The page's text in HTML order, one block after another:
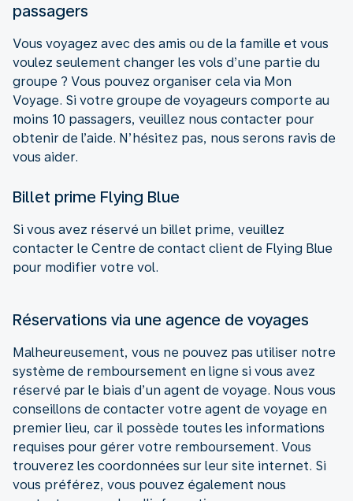
passagers
Vous voyagez avec des amis ou de la famille et vous
voulez seulement changer les vols d’une partie du
groupe ? Vous pouvez organiser cela via Mon
Voyage. Si votre groupe de voyageurs comporte au
moins 10 passagers, veuillez nous contacter pour
obtenir de l’aide. N’hésitez pas, nous serons ravis de
vous aider.
Billet prime Flying Blue
Si vous avez réservé un billet prime, veuillez
contacter le Centre de contact client de Flying Blue
pour modifier votre vol.
Réservations via une agence de voyages
Malheureusement, vous ne pouvez pas utiliser notre
système de remboursement en ligne si vous avez
réservé par le biais d’un agent de voyage. Nous vous
conseillons de contacter votre agent de voyage en
premier lieu, car il possède toutes les informations
requises pour gérer votre remboursement. Vous
trouverez les coordonnées sur leur site internet. Si
vous préférez, vous pouvez également nous